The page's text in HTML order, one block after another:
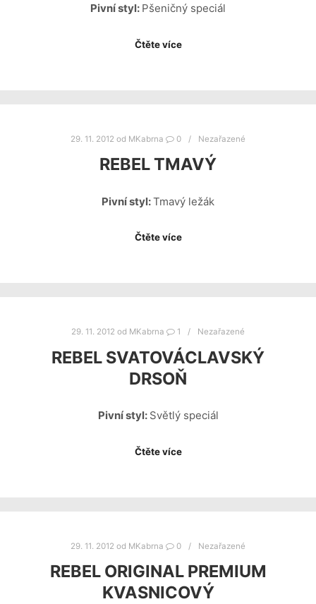
Pivní styl: Pšeničný speciál
Čtěte více
29. 11. 2012 od MKabrna 0 Nezařazené
REBEL TMAVÝ
Pivní styl:Tmavý ležák
Čtěte více
29. 11. 2012 od MKabrna 1 Nezařazené
REBEL SVATOVÁCLAVSKÝ
DRSOŇ
Pivní styl: Světlý speciál
Čtěte více
29. 11. 2012 od MKabrna 0 Nezařazené
REBEL ORIGINAL PREMIUM
KVASNICOVÝ